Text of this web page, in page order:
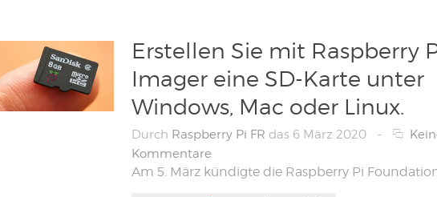
Erstellen Sie mit Raspberry
Imager eine SD-Karte unter
Windows, Mac oder Linux.
Durch Raspberry Pi FR das 6 März 2020 -
Kommentare